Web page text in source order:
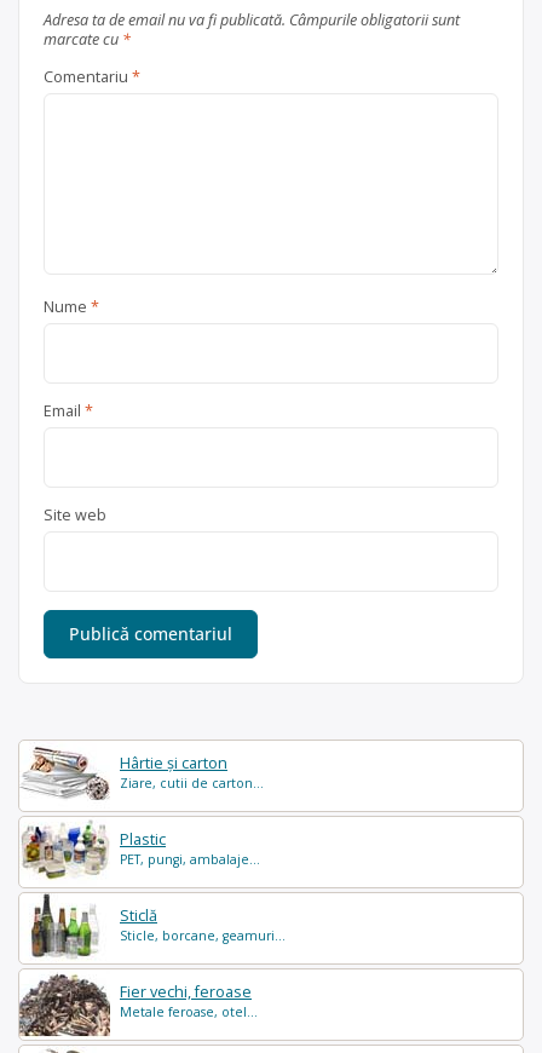
Hârtie și carton
Ziare, cutii de carton...
Plastic
PET, pungi, ambalaje...
Sticlă
Sticle, borcane, geamuri...
Fier vechi, feroase
Metale feroase, otel...
Adresa ta de email nu va fi publicată. Câmpurile obligatorii sunt
marcate cu *
Comentariu *
Nume *
Email *
Site web